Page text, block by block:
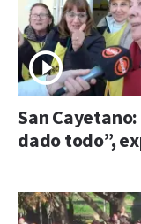
San
dado todo”,